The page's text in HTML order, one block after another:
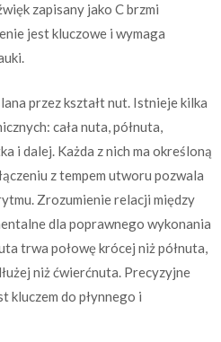
zapisany jako C brzmi
jest kluczowe i wymaga
przez kształt nut. Istnieje kilka
cała nuta, półnuta,
i dalej. Każda z nich ma określoną
z tempem utworu pozwala
Zrozumienie relacji między
dla poprawnego wykonania
trwa połowę krócej niż półnuta,
niż ćwierćnuta. Precyzyjne
kluczem do płynnego i